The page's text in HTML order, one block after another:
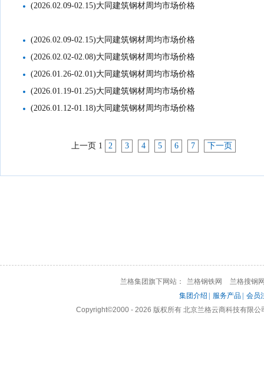
(2026.02.09-02.15)大同建筑钢材周均市场价格
(2026.02.09-02.15)大同建筑钢材周均市场价格
(2026.02.02-02.08)大同建筑钢材周均市场价格
(2026.01.26-02.01)大同建筑钢材周均市场价格
(2026.01.19-01.25)大同建筑钢材周均市场价格
(2026.01.12-01.18)大同建筑钢材周均市场价格
上一页 1 2 3 4 5 6 7 下一页